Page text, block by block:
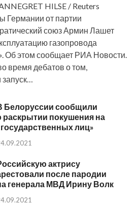
HILSE / Reuters
Германии от партии
союз Армин Лашет
газопровода
Об этом сообщает РИА Новости.
время дебатов о том,
Белоруссии сообщили
раскрытии покушения на
лиц»
актрису
после пародии
генерала МВД Ирину Волк